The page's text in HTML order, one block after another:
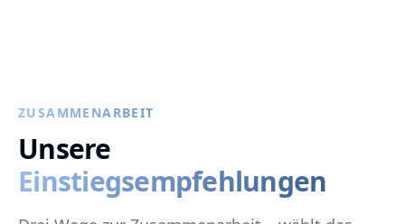
ZUSAMMENARBEIT
Unsere
Einstiegsempfehlungen